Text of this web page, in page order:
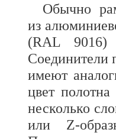
Обычно
из
(RAL 9016)
Соединители
имеют
цвет
несколько
или Z-